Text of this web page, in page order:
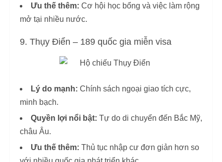
Ưu thế thêm: Cơ hội học bổng và việc làm rộng
mở tại nhiều nước.
9. Thụy Điển – 189 quốc gia miễn visa
Lý do mạnh: Chính sách ngoại giao tích cực,
minh bạch.
Quyền lợi nổi bật: Tự do di chuyển đến Bắc Mỹ,
châu Âu.
Ưu thế thêm: Thủ tục nhập cư đơn giản hơn so